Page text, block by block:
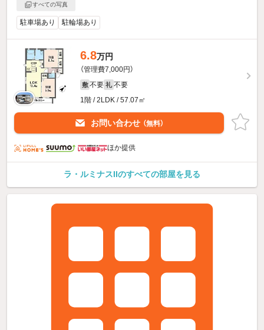
すべての写真
駐車場あり 駐輪場あり
6.8万円
（管理費7,000円）
敷 不要 礼 不要
1階 / 2LDK / 57.07㎡
お問い合わせ （無料）
ほか提供
ラ・ルミナスIIのすべての部屋を見る